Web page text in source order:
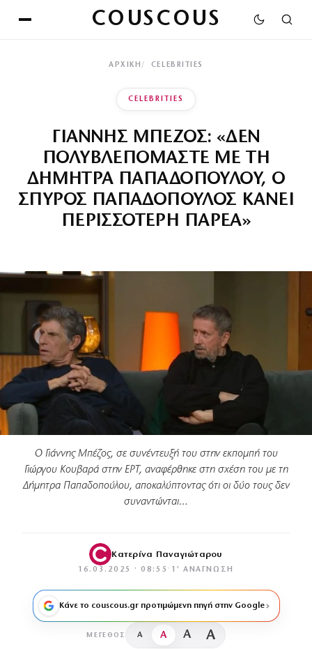
COUSCOUS
ΑΡΧΙΚΉ CELEBRITIES
CELEBRITIES
ΓΙΑΝΝΗΣ ΜΠΕΖΟΣ: «ΔΕΝ
ΠΟΛΥΒΛΕΠΟΜΑΣΤΕ ΜΕ ΤΗ
ΔΗΜΗΤΡΑ ΠΑΠΑΔΟΠΟΥΛΟΥ, Ο
ΣΠΥΡΟΣ ΠΑΠΑΔΟΠΟΥΛΟΣ ΚΑΝΕΙ
ΠΕΡΙΣΣΟΤΕΡΗ ΠΑΡΕΑ»
Ο Γιάννης Μπέζος, σε συνέντευξή του στην εκπομπή του
Γιώργου Κουβαρά στην ΕΡΤ, αναφέρθηκε στη σχέση του με τη
Δήμητρα Παπαδοπούλου, αποκαλύπτοντας ότι οι δύο τους δεν
συναντώνται…
Κατερίνα Παναγιώταρου
16.03.2025 · 08:55 · 1′ ΑΝΆΓΝΩΣΗ
Κάνε το couscous.gr προτιμώμενη πηγή στην Google
ΜΈΓΕΘΟΣ A A A A